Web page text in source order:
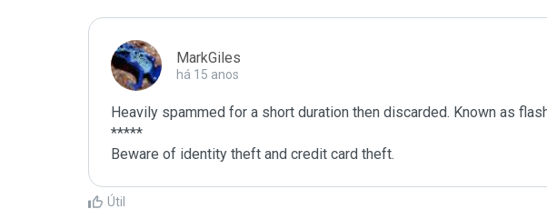
MarkGiles
há 15 anos
Heavily spammed for a short duration then discarded. Known as
*****
Beware of identity theft and credit card theft.
Útil